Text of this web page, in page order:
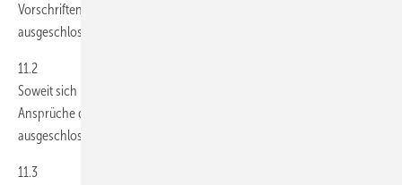
Vorschriften. Die Abtretung dieser Ansprüche durch den Besteller ist
ausgeschlossen.
11.2
Soweit sich nachstehend nichts anderes ergibt, sind weitergehende
Ansprüche des Bestellers -gleich aus welchen Rechtsgründen-
ausgeschlossen.
11.3